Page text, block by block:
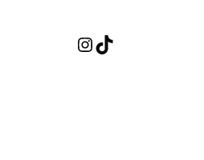
Instagram
TikTok